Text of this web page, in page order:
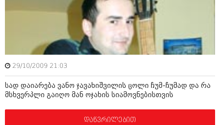
თებერვალი 2015 (286)
იანვარი 2015 (247)
დეკემბერი 2014 (342)
ნოემბერი 2014 (290)
ოქტომბერი 2014 (292)
სექტემბერი 2014 (394)
აგვისტო 2014 (248)
ივნისი 2014 (366)
მაისი 2014 (313)
მარტი 2014 (413)
თებერვალი 2014 (318)
29/10/2009 21:03
სად დაიარება ვანო ჯავახიშვილის ცოლი ჩუმ-ჩუმად და რა
მსხვერპლი გაიღო მან ოჯახის სიამოვნებისთვის
დაწვრილებით